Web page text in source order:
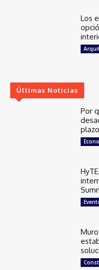
Los
Últimas Noticias
Por
plazo